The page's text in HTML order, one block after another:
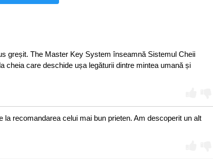
greșit. The Master Key System înseamnă Sistemul Cheii
cheia care deschide ușa legăturii dintre mintea umană și
la recomandarea celui mai bun prieten. Am descoperit un alt